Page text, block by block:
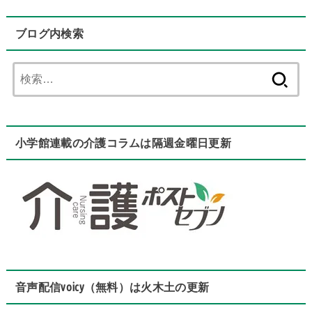
ブログ内検索
索:
小学館連載の介護コラムは隔週金曜日更新
音声配信voicy（無料）は火木土の更新